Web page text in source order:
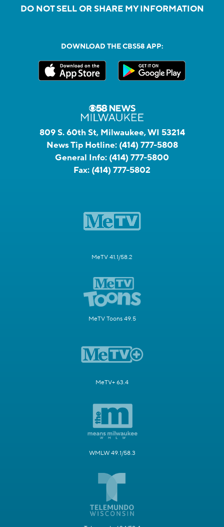
DO NOT SELL OR SHARE MY INFORMATION
DOWNLOAD THE CBS58 APP:
809 S. 60th St, Milwaukee, WI 53214
News Tip Hotline: (414) 777-5808
General Info: (414) 777-5800
Fax: (414) 777-5802
MeTV 41.1/58.2
MeTV Toons 49.5
MeTV+ 63.4
WMLW 49.1/58.3